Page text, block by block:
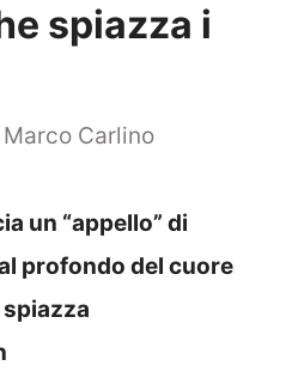
spiazza i
Marco Carlino
un “appello” di
profondo del cuore